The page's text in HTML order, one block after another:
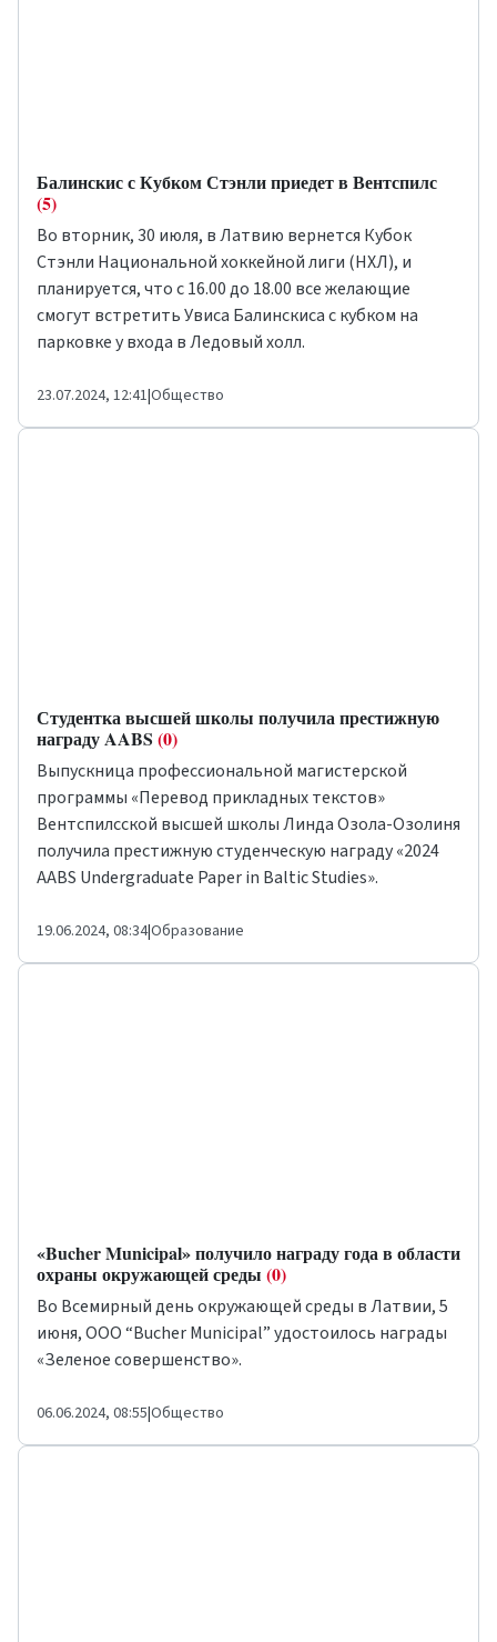
Балинскис с Кубком Стэнли приедет в Вентспилс
(5)
Во вторник, 30 июля, в Латвию вернется Кубок
Стэнли Национальной хоккейной лиги (НХЛ), и
планируется, что с 16.00 до 18.00 все желающие
смогут встретить Увиса Балинскиса с кубком на
парковке у входа в Ледовый холл.
23.07.2024, 12:41|Общество
Студентка высшей школы получила престижную
награду AABS (0)
Выпускница профессиональной магистерской
программы «Перевод прикладных текстов»
Вентспилсской высшей школы Линда Озола-Озолиня
получила престижную студенческую награду «2024
AABS Undergraduate Paper in Baltic Studies».
19.06.2024, 08:34|Образование
«Bucher Municipal» получило награду года в области
охраны окружающей среды (0)
Во Всемирный день окружающей среды в Латвии, 5
июня, ООО “Bucher Municipal” удостоилось награды
«Зеленое совершенство».
06.06.2024, 08:55|Общество